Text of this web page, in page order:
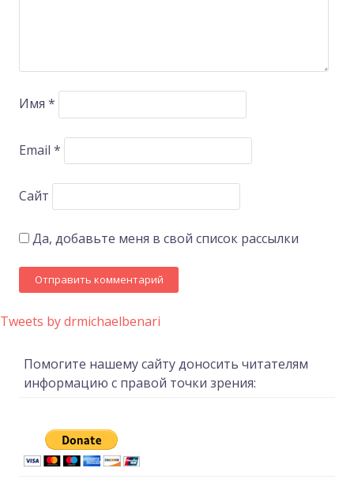
Имя *
Email *
Сайт
Да, добавьте меня в свой список рассылки
Tweets by drmichaelbenari
Помогите нашему сайту доносить читателям
информацию с правой точки зрения: